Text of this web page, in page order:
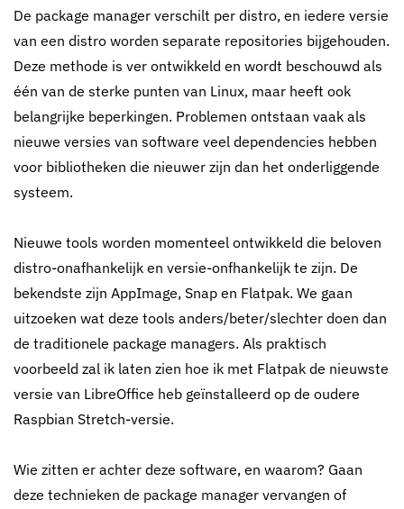
De package manager verschilt per distro, en iedere versie
van een distro worden separate repositories bijgehouden.
Deze methode is ver ontwikkeld en wordt beschouwd als
één van de sterke punten van Linux, maar heeft ook
belangrijke beperkingen. Problemen ontstaan vaak als
nieuwe versies van software veel dependencies hebben
voor bibliotheken die nieuwer zijn dan het onderliggende
systeem.
Nieuwe tools worden momenteel ontwikkeld die beloven
distro-onafhankelijk en versie-onfhankelijk te zijn. De
bekendste zijn AppImage, Snap en Flatpak. We gaan
uitzoeken wat deze tools anders/beter/slechter doen dan
de traditionele package managers. Als praktisch
voorbeeld zal ik laten zien hoe ik met Flatpak de nieuwste
versie van LibreOffice heb geïnstalleerd op de oudere
Raspbian Stretch-versie.
Wie zitten er achter deze software, en waarom? Gaan
deze technieken de package manager vervangen of